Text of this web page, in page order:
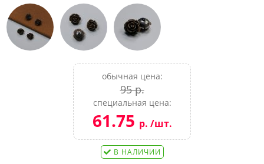
обычная цена:
95 р.
специальная цена:
61.75 р. /шт.
В НАЛИЧИИ